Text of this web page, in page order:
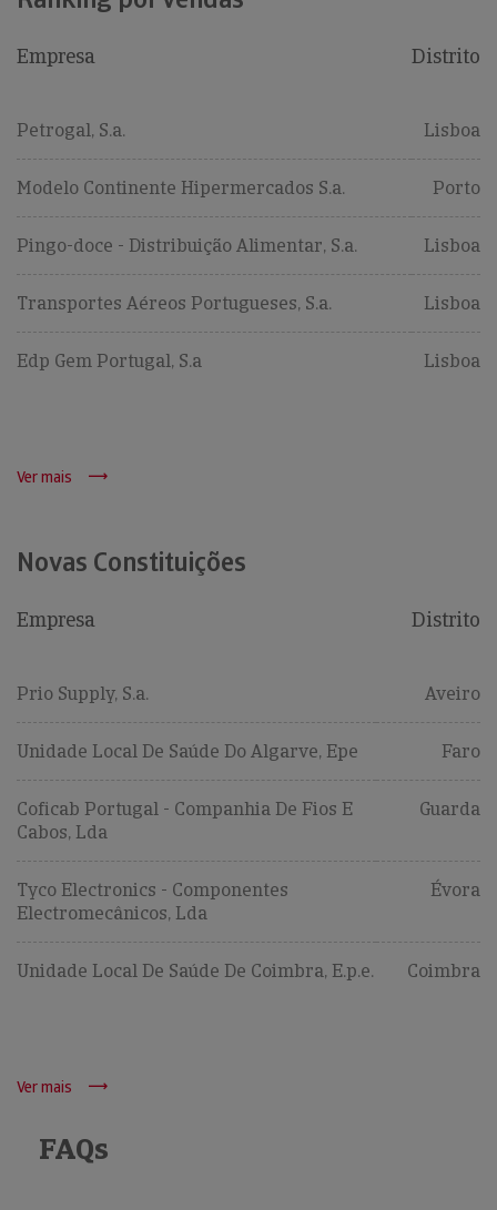
Empresa Distrito
Petrogal, S.a. Lisboa
Modelo Continente Hipermercados S.a. Porto
Pingo-doce - Distribuição Alimentar, S.a. Lisboa
Transportes Aéreos Portugueses, S.a. Lisboa
Edp Gem Portugal, S.a Lisboa
Ver mais
Novas Constituições
Empresa Distrito
Prio Supply, S.a. Aveiro
Unidade Local De Saúde Do Algarve, Epe Faro
Coficab Portugal - Companhia De Fios E
Cabos, Lda
Guarda
Tyco Electronics - Componentes
Electromecânicos, Lda
Évora
Unidade Local De Saúde De Coimbra, E.p.e. Coimbra
Ver mais
FAQs